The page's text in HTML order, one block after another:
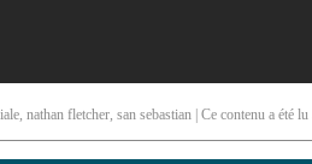
, nathan fletcher, san sebastian | Ce contenu a été